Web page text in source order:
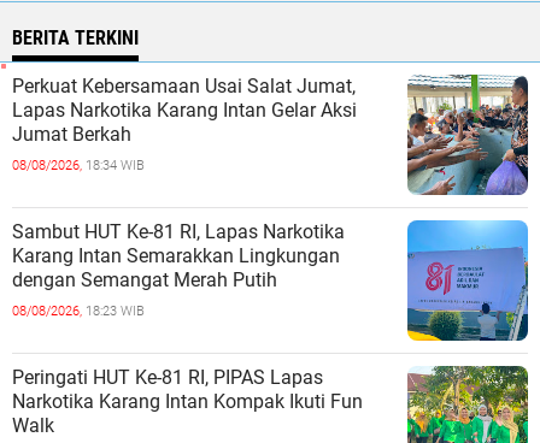
BERITA TERKINI
Perkuat Kebersamaan Usai Salat Jumat,
Lapas Narkotika Karang Intan Gelar Aksi
Jumat Berkah
08/08/2026, 18:34 WIB
Sambut HUT Ke-81 RI, Lapas Narkotika
Karang Intan Semarakkan Lingkungan
dengan Semangat Merah Putih
08/08/2026, 18:23 WIB
Peringati HUT Ke-81 RI, PIPAS Lapas
Narkotika Karang Intan Kompak Ikuti Fun
Walk